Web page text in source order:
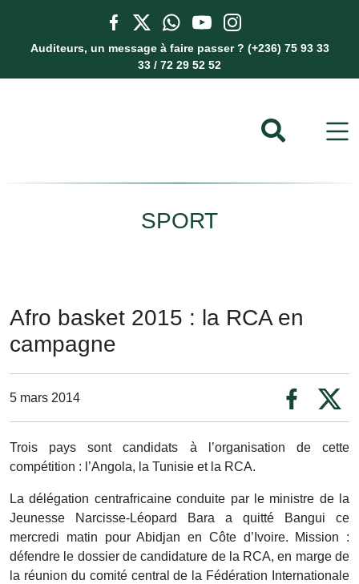
Auditeurs, un message à faire passer ? (+236) 75 93 33
33 / 72 29 52 52
SPORT
Afro basket 2015 : la RCA en
campagne
5 mars 2014
Trois pays sont candidats à l’organisation de cette
compétition : l’Angola, la Tunisie et la RCA.
La délégation centrafricaine conduite par le ministre de la
Jeunesse Narcisse-Léopard Bara a quitté Bangui ce
mercredi matin pour Abidjan en Côte d’Ivoire. Mission :
défendre le dossier de candidature de la RCA, en marge de
la réunion du comité central de la Fédération Internationale